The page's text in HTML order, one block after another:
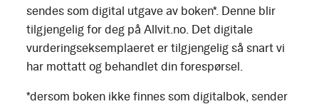
sendes som digital utgave av boken*. Denne blir
tilgjengelig for deg på Allvit.no. Det digitale
vurderingseksemplaeret er tilgjengelig så snart vi
har mottatt og behandlet din forespørsel.
*dersom boken ikke finnes som digitalbok, sender